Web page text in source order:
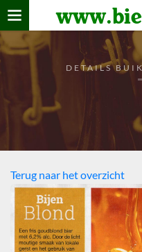
Home
verzamelen
De bierkaart
Bezoekers
DETAILS
Terug naar het overzicht